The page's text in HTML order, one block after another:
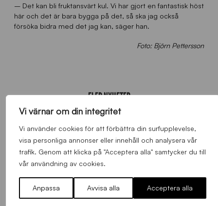
Vi värnar om din integritet
Vi använder cookies för att förbättra din surfupplevelse,
visa personliga annonser eller innehåll och analysera vår
trafik. Genom att klicka på "Acceptera alla" samtycker du till
vår användning av cookies.
Anpassa Avvisa alla Acceptera alla
– Det kan bli fruktansvärt kul. Vi har gjort en fantastisk höst
här och det är bara bygga på det, så ska jag också
försöka bidra med det jag kan, säger han.
Foto: Björn Pettersson
FLER NYHETER
Alla nyheter